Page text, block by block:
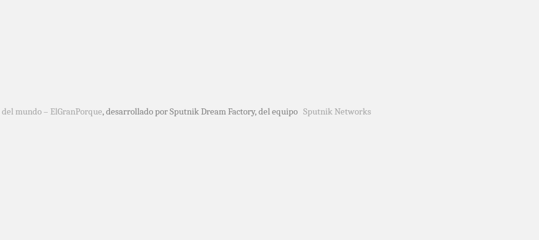
mundo – ElGranPorque, desarrollado por Sputnik Dream Factory, del equipo Sputnik Networks